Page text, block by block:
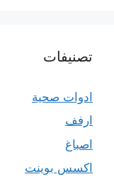
تصنيفات
ادوات صحية
ارفف
اصباغ
اكسس بوينت